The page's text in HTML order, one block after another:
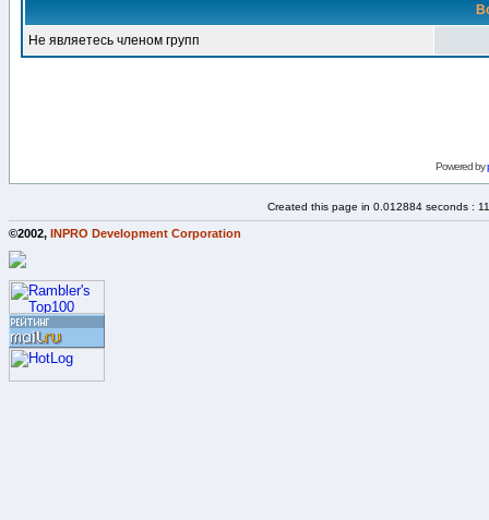
Не являетесь членом групп
Powered by
Created this page in 0.012884 seconds :
©2002, INPRO Development Corporation